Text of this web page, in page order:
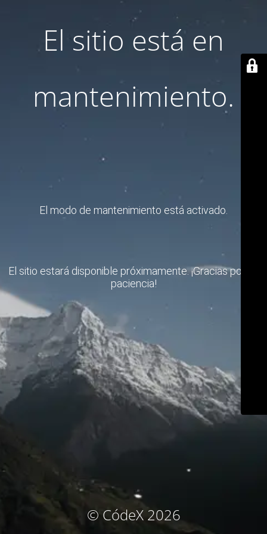
El sitio está en
mantenimiento.
El modo de mantenimiento está activado.
El sitio estará disponible próximamente. ¡Gracias por su
paciencia!
© CódeX 2026